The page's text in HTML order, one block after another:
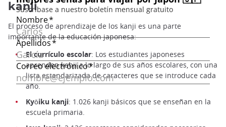
kanji
El proceso de aprendizaje de los kanji es una parte
importante de la educación japonesa:
El currículo escolar: Los estudiantes japoneses
aprenden kanji a lo largo de sus años escolares, con una
lista estandarizada de caracteres que se introduce cada
año.
Kyōiku kanji: 1.026 kanji básicos que se enseñan en la
escuela primaria.